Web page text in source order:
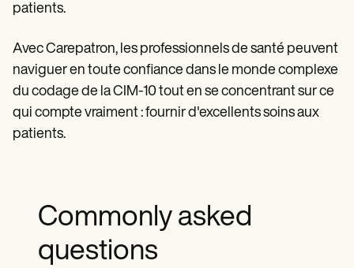
patients.
Avec Carepatron, les professionnels de santé peuvent
naviguer en toute confiance dans le monde complexe
du codage de la CIM-10 tout en se concentrant sur ce
qui compte vraiment : fournir d'excellents soins aux
patients.
Commonly asked
questions